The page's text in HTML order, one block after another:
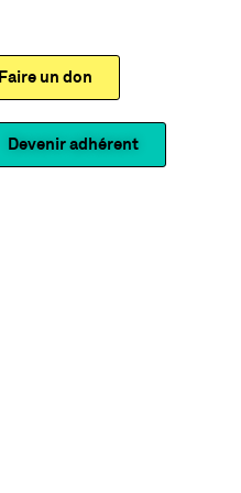
Faire un don
Devenir adhérent